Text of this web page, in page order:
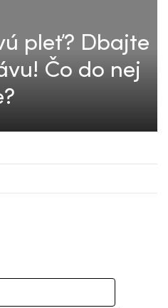
pleť? Dbajte
Čo do nej